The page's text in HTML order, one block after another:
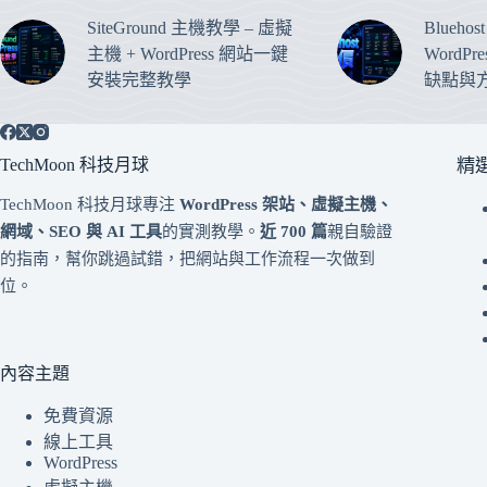
SiteGround 主機教學 – 虛擬
主機 + WordPress 網站一鍵
安裝完整教學
缺點與
TechMoon 科技月球
TechMoon 科技月球專注 WordPress 架站、虛擬主機、
網域、SEO 與 AI 工具的實測教學。 近 700 篇親自驗證
的指南，幫你跳過試錯，把網站與工作流程一次做到
位。
內容主題
免費資源
線上工具
WordPress
精